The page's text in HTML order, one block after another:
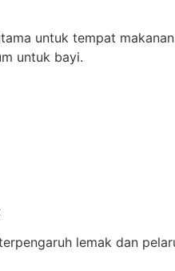
untuk tempat
untuk bayi.
lemak dan